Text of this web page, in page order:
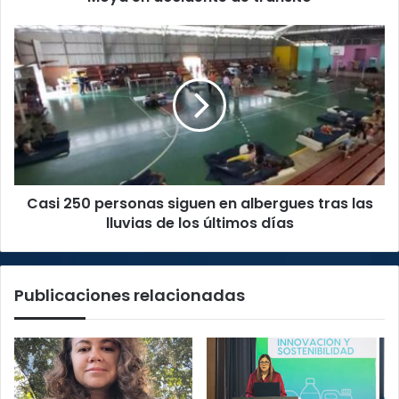
Casi
250
personas
siguen
en
albergues
tras
las
lluvias
Casi 250 personas siguen en albergues tras las
lluvias de los últimos días
Publicaciones relacionadas